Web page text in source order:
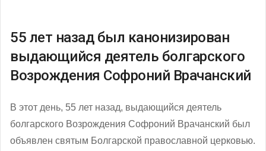
55 лет назад был канонизирован
выдающийся деятель болгарского
Возрождения Софроний Врачанский
В этот день, 55 лет назад, выдающийся деятель
болгарского Возрождения Софроний Врачанский был
объявлен святым Болгарской православной церковью.